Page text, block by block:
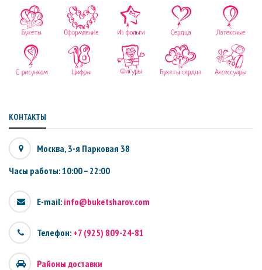
КОНТАКТЫ
Москва, 3-я Парковая 38
Часы работы: 10:00 – 22:00
E-mail: info@buketsharov.com
Телефон: +7 (925) 809-24-81
Районы доставки